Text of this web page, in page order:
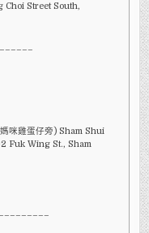
Choi Street South,
咪雞蛋仔旁) Sham Shui
Fuk Wing St., Sham